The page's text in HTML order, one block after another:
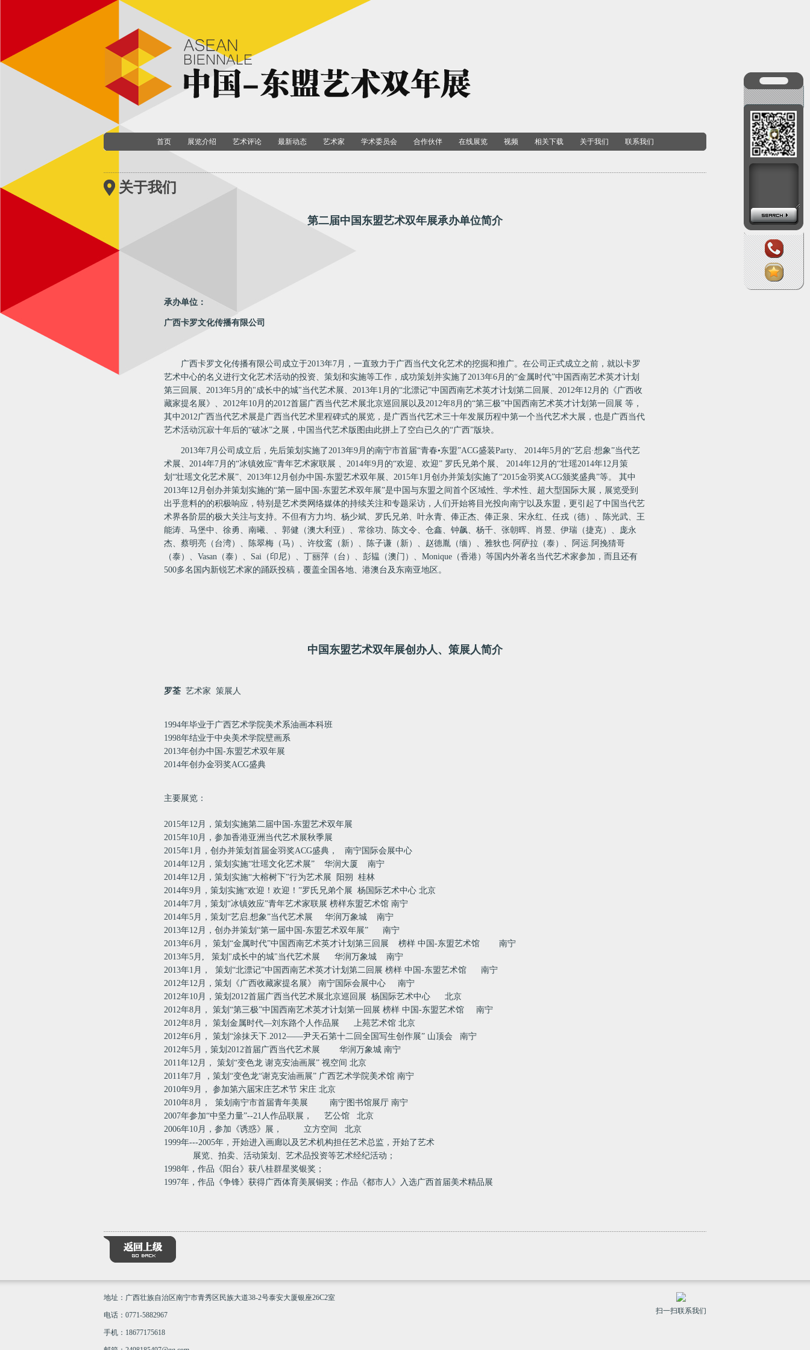
首页 展览介绍 艺术评论 最新动态 艺术家 学术委员会 合作伙伴 在线展览 视频 相关下载 关于我们 联系我们
关于我们
第二届中国东盟艺术双年展承办单位简介
承办单位：
广西卡罗文化传播有限公司
广西卡罗文化传播有限公司成立于2013年7月，一直致力于广西当代文化艺术的挖掘和推广。在公司正式成立之前，就以卡罗
艺术中心的名义进行文化艺术活动的投资、策划和实施等工作，成功策划并实施了2013年6月的“金属时代”中国西南艺术英才计划
第三回展、 2013年5月的"成长中的城"当代艺术展、 2013年1 月的“北漂记”中国西南艺术英才计划第二回展、 2012年12月的《广西收
藏家提名展》、 2012年10月的2012首届广西当代艺术展北京巡回展以及2012年8月的“第三极”中国西南艺术英才计划第一回展 等，
其中2012广西当代艺术展是广西当代艺术里程碑式的展览，是广西当代艺术三十年发展历程中第一个当代艺术大展，也是广西当代
艺术活动沉寂十年后的“破冰”之展，中国当代艺术版图由此拼上了空白已久的“广西”版块。
2013年7月公司成立后，先后策划实施了2013年9月的南宁市首届“青春•东盟”ACG盛装Party、 2014年5月的“艺启·想象”当代艺
术展、 2014年7月的“冰镇效应”青年艺术家联展 、 2014年9月的“欢迎、欢迎” 罗氏兄弟个展、 2014年12月的“壮瑶2014年12月策
划“壮瑶文化艺术展”、 2013年12月创办中国 -东盟艺术双年展、 2015年1 月创办并策划实施了“2015金羽奖ACG颁奖盛典”等。 其中
2013年12月创办并策划实施的“第一届中国 -东盟艺术双年展”是中国与东盟之间首个区域性、学术性、超大型国际大展，展览受到
出乎意料的的积极响应，特别是艺术类网络媒体的持续关注和专题采访，人们开始将目光投向南宁以及东盟，更引起了中国当代艺
术界各阶层的极大关注与支持。不但有方力均、杨少斌、罗氏兄弟、叶永青、俸正杰、俸正泉、宋永红、任戎（德）、陈光武、王
能涛、马堡中、徐勇、南曦、、郭健（澳大利亚）、常徐功、陈文令、仓鑫、钟飙、杨千、张朝晖、肖昱、伊瑞（捷克）、庞永
杰、蔡明亮（台湾）、陈翠梅（马）、许纹鸾（新）、陈子谦（新）、赵德胤（缅）、雅狄也·阿萨拉（泰）、阿运. 阿挽猜哥
（泰）、 Vasan （泰）、 Sai （印尼）、丁丽萍（台）、彭韫（澳门）、 Monique （香港）等国内外著名当代艺术家参加，而且还有
500多名国内新锐艺术家的踊跃投稿，覆盖全国各地、港澳台及东南亚地区。
中国东盟艺术双年展创办人、策展人简介
罗荃 艺术家 策展人
1994年毕业于广西艺术学院美术系油画本科班
1998年结业于中央美术学院壁画系
2013年创办中国-东盟艺术双年展
2014年创办金羽奖ACG盛典
主要展览：
2015年12月，策划实施第二届中国-东盟艺术双年展
2015年10月，参加香港亚洲当代艺术展秋季展
2015年1月，创办并策划首届金羽奖ACG盛典， 南宁国际会展中心
2014年12月，策划实施“壮瑶文化艺术展” 华润大厦 南宁
2014年12月，策划实施“大榕树下”行为艺术展 阳朔 桂林
2014年9月，策划实施“欢迎！欢迎！”罗氏兄弟个展 杨国际艺术中心 北京
2014年7月，策划“冰镇效应”青年艺术家联展 榜样东盟艺术馆 南宁
2014年5月，策划“艺启.想象”当代艺术展 华润万象城 南宁
2013年12月，创办并策划“第一届中国-东盟艺术双年展” 南宁
2013年6月， 策划“金属时代”中国西南艺术英才计划第三回展 榜样 中国-东盟艺术馆 南宁
2013年5月, 策划"成长中的城"当代艺术展 华润万象城 南宁
2013年1月， 策划“北漂记”中国西南艺术英才计划第二回展 榜样 中国-东盟艺术馆 南宁
2012年12月，策划《广西收藏家提名展》 南宁国际会展中心 南宁
2012年10月，策划2012首届广西当代艺术展北京巡回展 杨国际艺术中心 北京
2012年8月， 策划“第三极”中国西南艺术英才计划第一回展 榜样 中国-东盟艺术馆 南宁
2012年8月， 策划金属时代—刘东路个人作品展 上苑艺术馆 北京
2012年6月， 策划“涂抹天下.2012——尹天石第十二回全国写生创作展” 山顶会 南宁
2012年5月，策划2012首届广西当代艺术展 华润万象城 南宁
2011年12月， 策划“变色龙 谢克安油画展” 视空间 北京
2011年7月 ，策划“变色龙“谢克安油画展” 广西艺术学院美术馆 南宁
2010年9月， 参加第六届宋庄艺术节 宋庄 北京
2010年8月， 策划南宁市首届青年美展 南宁图书馆展厅 南宁
2007年参加“中坚力量”--21人作品联展， 艺公馆 北京
2006年10月，参加《诱惑》展， 立方空间 北京
1999年---2005年，开始进入画廊以及艺术机构担任艺术总监，开始了艺术
展览、拍卖、活动策划、艺术品投资等艺术经纪活动；
1998年，作品《阳台》获八桂群星奖银奖；
1997年，作品《争锋》获得广西体育美展铜奖； 作品《都市人》入选广西首届美术精品展
扫一扫联系我们
地址：广西壮族自治区南宁市青秀区民族大道38-2号泰安大厦银座26C2室
电话：0771-5882967
手机：18677175618